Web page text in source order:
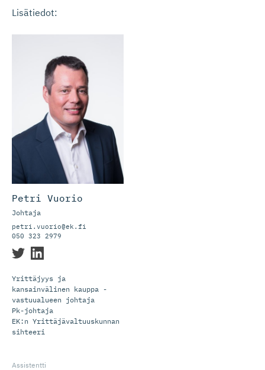
Lisätiedot:
Petri Vuorio
Johtaja
petri.vuorio@ek.fi
050 323 2979
Yrittäjyys ja
kansainvälinen kauppa -
vastuualueen johtaja
Pk-johtaja
EK:n Yrittäjävaltuuskunnan
sihteeri
Assistentti